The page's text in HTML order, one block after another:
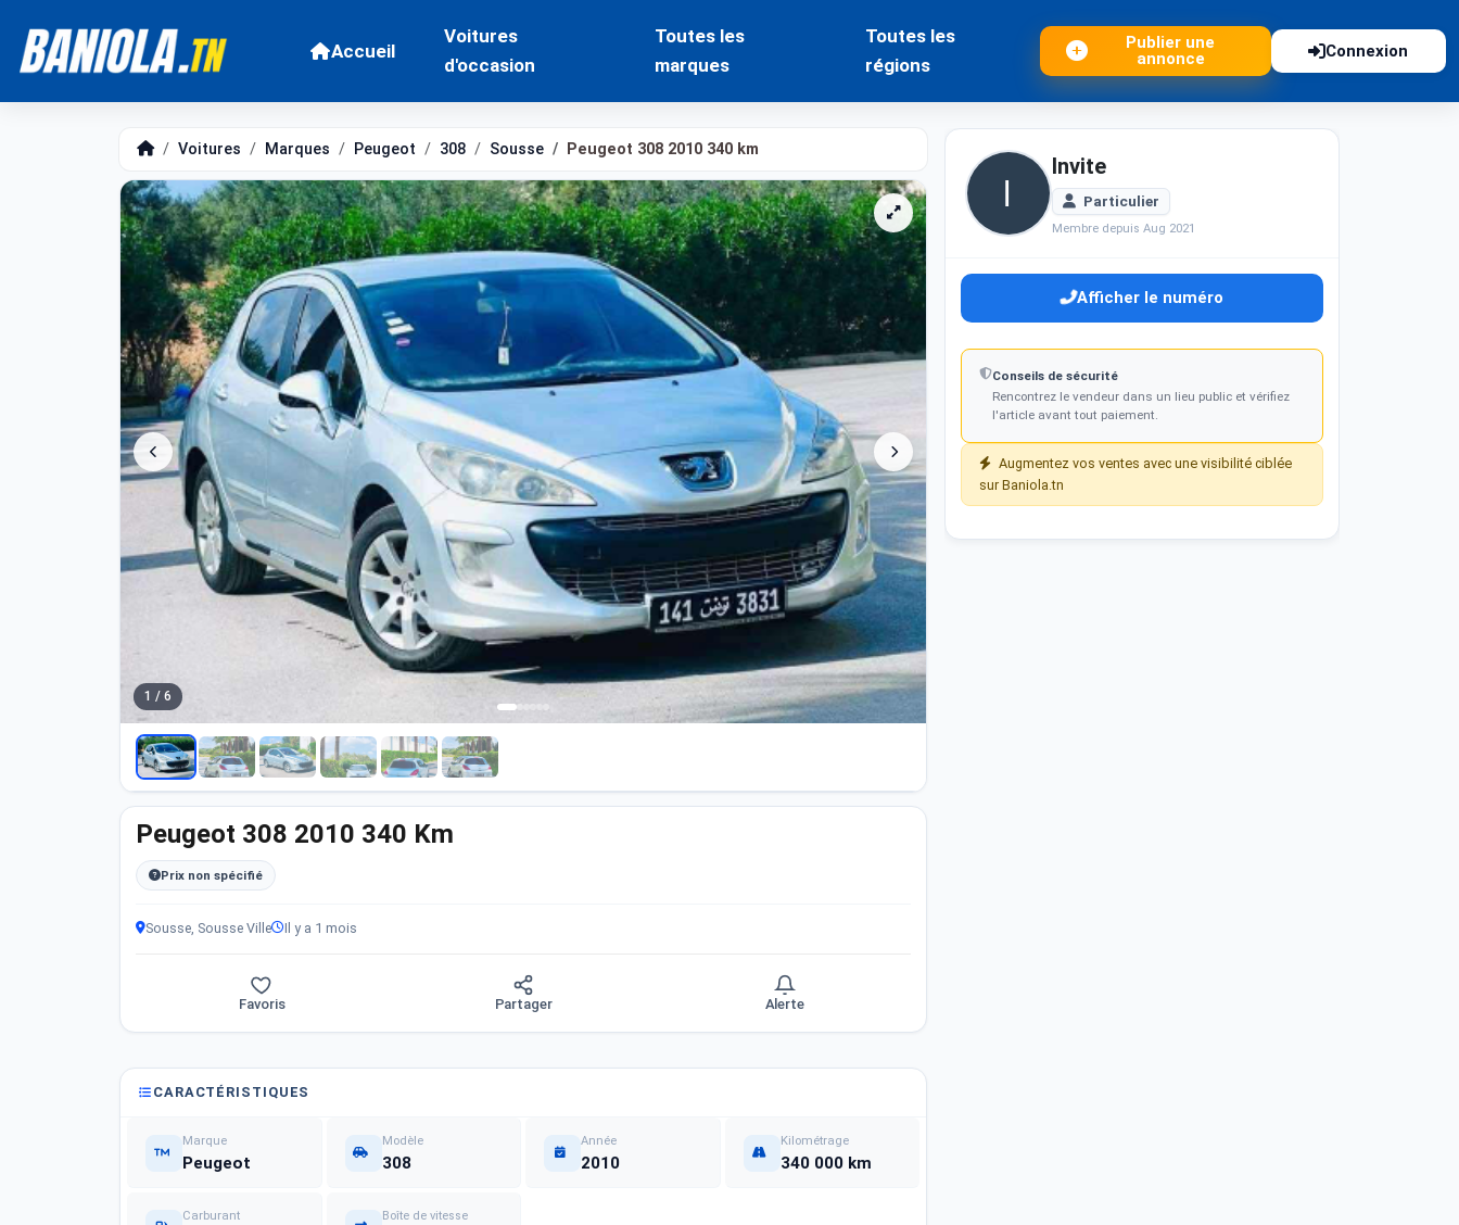
Accueil
Voitures
d'occasion
Toutes les
marques
Toutes les
régions
Publier une
annonce
Connexion
Voitures Marques Peugeot 308 Sousse Peugeot 308 2010 340 km
1 / 6
Peugeot 308 2010 340 Km
Prix non spécifié
Sousse, Sousse Ville Il y a 1 mois
Favoris Partager Alerte
CARACTÉRISTIQUES
Marque
Peugeot
Modèle
308
Année
2010
Kilométrage
340 000 km
Carburant Boîte de vitesse
Invite
Particulier
Membre depuis Aug 2021
Afficher le numéro
Conseils de sécurité
Rencontrez le vendeur dans un lieu public et vérifiez
l'article avant tout paiement.
Augmentez vos ventes avec une visibilité ciblée
sur Baniola.tn